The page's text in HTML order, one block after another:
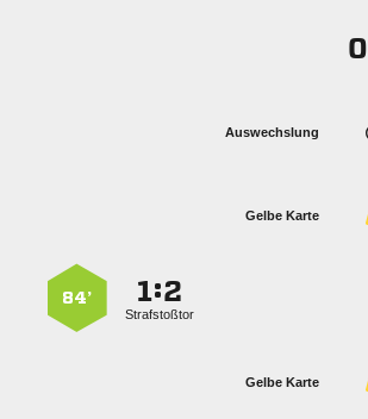

Auswechslung
Gelbe Karte
:
Strafstoßtor
84’
Gelbe Karte